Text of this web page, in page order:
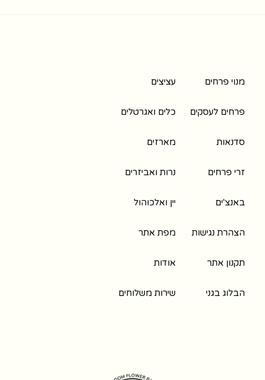
מנוי פרחים
פרחים לעסקים
סדנאות
זרי פרחים
באנצ'ים
הצהרת נגישות
תקנון אתר
הבלוג בגני
עציצים
כלים ואגרטלים
מארזים
נרות ואביזרים
יין ואלכוהול
מפת אתר
אודות
שירות משלוחים